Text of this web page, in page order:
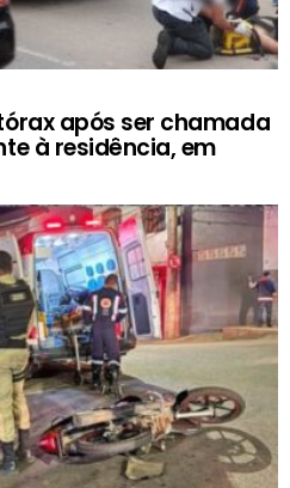
após ser chamada
à residência, em